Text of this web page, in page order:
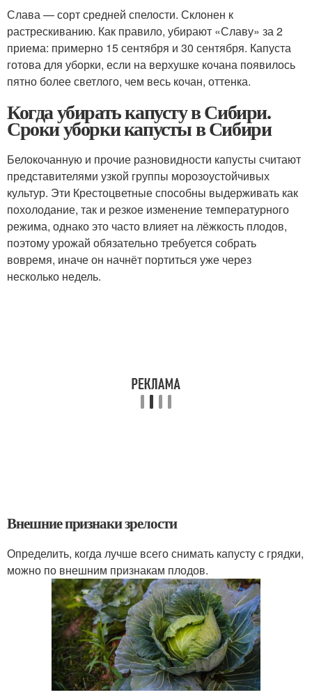
Слава — сорт средней спелости. Склонен к
растрескиванию. Как правило, убирают «Славу» за 2
приема: примерно 15 сентября и 30 сентября. Капуста
готова для уборки, если на верхушке кочана появилось
пятно более светлого, чем весь кочан, оттенка.
Когда убирать капусту в Сибири.
Сроки уборки капусты в Сибири
Белокочанную и прочие разновидности капусты считают
представителями узкой группы морозоустойчивых
культур. Эти Крестоцветные способны выдерживать как
похолодание, так и резкое изменение температурного
режима, однако это часто влияет на лёжкость плодов,
поэтому урожай обязательно требуется собрать
вовремя, иначе он начнёт портиться уже через
несколько недель.
Внешние признаки зрелости
Определить, когда лучше всего снимать капусту с грядки,
можно по внешним признакам плодов.